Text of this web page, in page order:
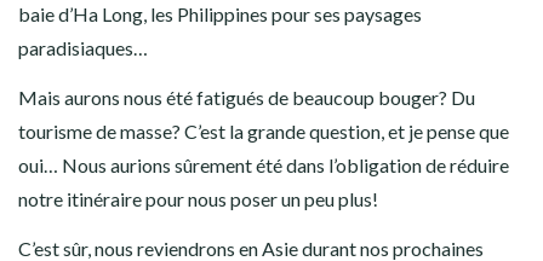
baie d’Ha Long, les Philippines pour ses paysages
paradisiaques…
Mais aurons nous été fatigués de beaucoup bouger? Du
tourisme de masse? C’est la grande question, et je pense que
oui… Nous aurions sûrement été dans l’obligation de réduire
notre itinéraire pour nous poser un peu plus!
C’est sûr, nous reviendrons en Asie durant nos prochaines